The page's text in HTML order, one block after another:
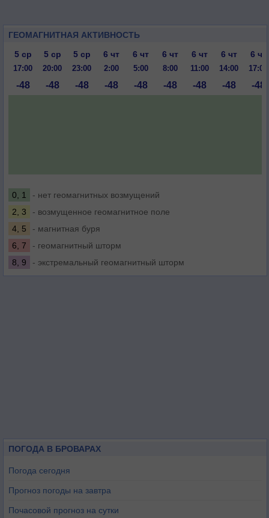
ГЕОМАГНИТНАЯ АКТИВНОСТЬ
5 ср
5 ср 5 ср 6 чт 6 чт 6 чт 6 чт 6 чт 6 чт
17:00 20:00 23:00 2:00 5:00 8:00 11:00 14:00 17:00
-48 -48 -48 -48 -48 -48 -48 -48 -48
0, 1
- нет геомагнитных возмущений
2, 3
- возмущенное геомагнитное поле
4, 5
- магнитная буря
6, 7
- геомагнитный шторм
8, 9
- экстремальный геомагнитный шторм
ПОГОДА В БРОВАРАХ
Погода сегодня
Прогноз погоды на завтра
Почасовой прогноз на сутки